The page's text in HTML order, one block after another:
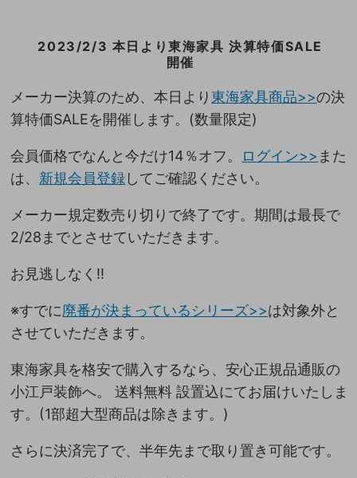
2023/2/3 本日より東海家具 決算特価SALE
開催
メーカー決算のため、本日より東海家具商品>>の決
算特価SALEを開催します。(数量限定)
会員価格でなんと今だけ14％オフ。 ログイン>> また
は、 新規会員登録してご確認ください。
メーカー規定数売り切りで終了です。期間は最長で
2/28までとさせていただきます。
お見逃しなく!!
※すでに廃番が決まっているシリーズ>>は対象外と
させていただきます。
東海家具を格安で購入するなら、安心正規品通販の
小江戸装飾へ。 送料無料 設置込にてお届けいたしま
す。(1部超大型商品は除きます。)
さらに決済完了で、半年先まで取り置き可能です。